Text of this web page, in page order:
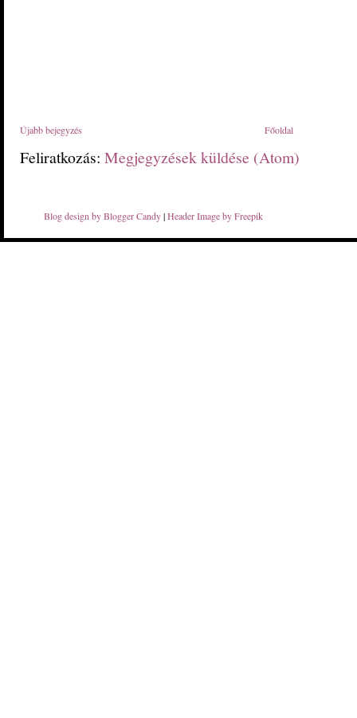
Újabb bejegyzés Főoldal
Feliratkozás: Megjegyzések küldése (Atom)
Blog design by Blogger Candy|Header Image by Freepik